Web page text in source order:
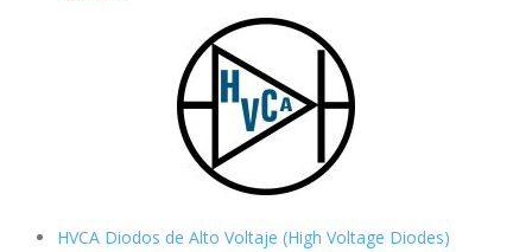
HVCA Diodos de Alto Voltaje (High Voltage Diodes)